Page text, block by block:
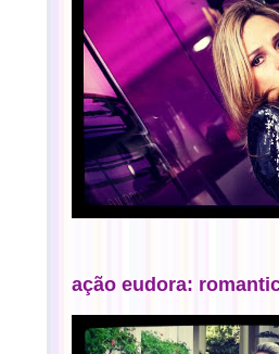
ação eudora: